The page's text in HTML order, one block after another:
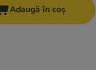
Adaugă în coș